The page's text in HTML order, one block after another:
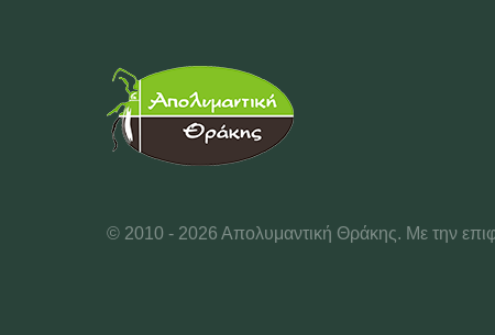
© 2010 - 2026 Απολυμαντική Θράκης. Με την